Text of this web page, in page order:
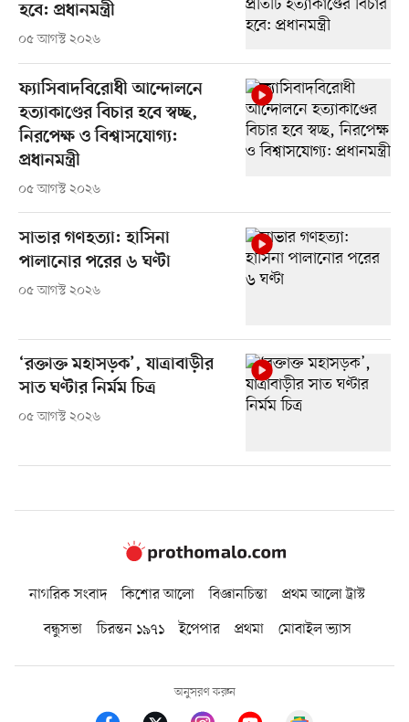
হবে: প্রধানমন্ত্রী
০৫ আগস্ট ২০২৬
ফ্যাসিবাদবিরোধী আন্দোলনে
হত্যাকাণ্ডের বিচার হবে স্বচ্ছ,
নিরপেক্ষ ও বিশ্বাসযোগ্য:
প্রধানমন্ত্রী
০৫ আগস্ট ২০২৬
সাভার গণহত্যা: হাসিনা
পালানোর পরের ৬ ঘণ্টা
০৫ আগস্ট ২০২৬
‘রক্তাক্ত মহাসড়ক’, যাত্রাবাড়ীর
সাত ঘণ্টার নির্মম চিত্র
০৫ আগস্ট ২০২৬
নাগরিক সংবাদ কিশোর আলো বিজ্ঞানচিন্তা
প্রথম আলো ট্রাস্ট
বন্ধুসভা
চিরন্তন ১৯৭১ ইপেপার প্রথমা মোবাইল ভ্যাস
অনুসরণ করুন